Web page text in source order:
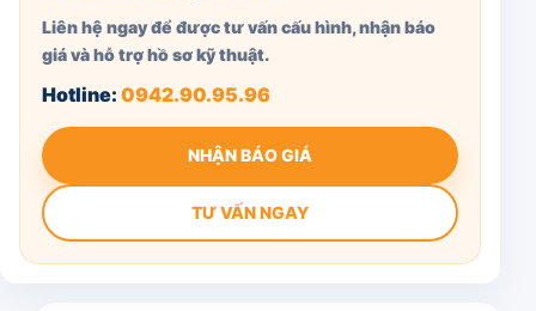
Liên hệ ngay để được tư vấn cấu hình, nhận báo
giá và hỗ trợ hồ sơ kỹ thuật.
Hotline: 0942.90.95.96
NHẬN BÁO GIÁ
TƯ VẤN NGAY